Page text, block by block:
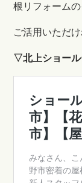
根リフォーム
ご活用いただ
▽北上ショール